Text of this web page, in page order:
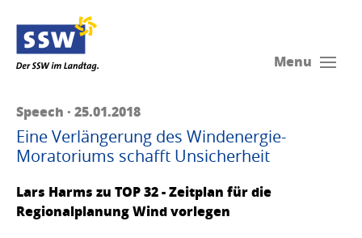
Menu
Speech · 25.01.2018
Eine Verlängerung des Windenergie-
Moratoriums schafft Unsicherheit
Lars Harms zu TOP 32 - Zeitplan für die
Regionalplanung Wind vorlegen